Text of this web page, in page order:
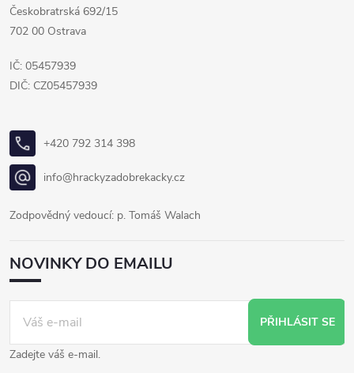
Českobratrská 692/15
702 00 Ostrava
IČ: 05457939
DIČ: CZ05457939
+420 792 314 398
info@hrackyzadobrekacky.cz
Zodpovědný vedoucí: p. Tomáš Walach
NOVINKY DO EMAILU
PŘIHLÁSIT SE
Zadejte váš e-mail.